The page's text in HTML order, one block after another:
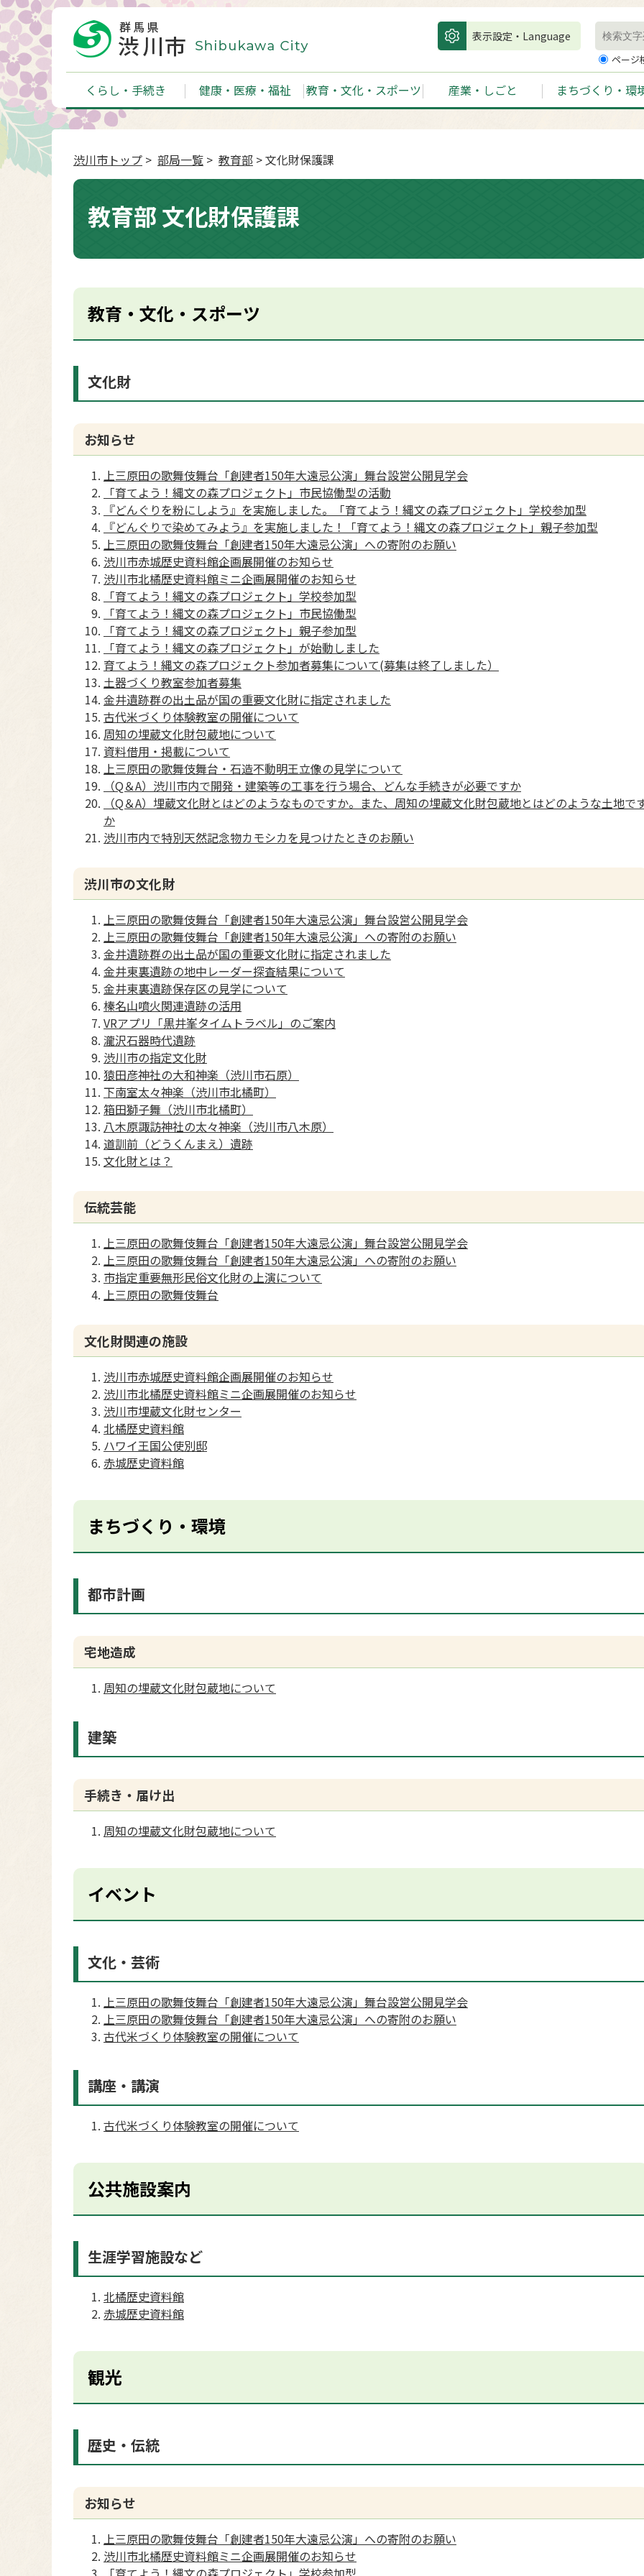
表示設定・Language
ページ
くらし・手続き 健康・医療・福祉 教育・文化・スポーツ 産業・しごと まちづくり・環
渋川市トップ > 部局一覧 > 教育部 > 文化財保護課
教育部 文化財保護課
教育・文化・スポーツ
文化財
お知らせ
上三原田の歌舞伎舞台「創建者150年大遠忌公演」舞台設営公開見学会
「育てよう！縄文の森プロジェクト」市民協働型の活動
『どんぐりを粉にしよう』を実施しました。「育てよう！縄文の森プロジェクト」学校参加型
『どんぐりで染めてみよう』を実施しました！「育てよう！縄文の森プロジェクト」親子参加型
上三原田の歌舞伎舞台「創建者150年大遠忌公演」への寄附のお願い
渋川市赤城歴史資料館企画展開催のお知らせ
渋川市北橘歴史資料館ミニ企画展開催のお知らせ
「育てよう！縄文の森プロジェクト」学校参加型
「育てよう！縄文の森プロジェクト」市民協働型
「育てよう！縄文の森プロジェクト」親子参加型
「育てよう！縄文の森プロジェクト」が始動しました
育てよう！縄文の森プロジェクト参加者募集について(募集は終了しました）
土器づくり教室参加者募集
金井遺跡群の出土品が国の重要文化財に指定されました
古代米づくり体験教室の開催について
周知の埋蔵文化財包蔵地について
資料借用・掲載について
上三原田の歌舞伎舞台・石造不動明王立像の見学について
（Q＆A）渋川市内で開発・建築等の工事を行う場合、どんな手続きが必要ですか
（Q＆A）埋蔵文化財とはどのようなものですか。また、周知の埋蔵文化財包蔵地とはどのような土地で
か
渋川市内で特別天然記念物カモシカを見つけたときのお願い
渋川市の文化財
上三原田の歌舞伎舞台「創建者150年大遠忌公演」舞台設営公開見学会
上三原田の歌舞伎舞台「創建者150年大遠忌公演」への寄附のお願い
金井遺跡群の出土品が国の重要文化財に指定されました
金井東裏遺跡の地中レーダー探査結果について
金井東裏遺跡保存区の見学について
榛名山噴火関連遺跡の活用
VRアプリ「黒井峯タイムトラベル」のご案内
瀧沢石器時代遺跡
渋川市の指定文化財
猿田彦神社の大和神楽（渋川市石原）
下南室太々神楽（渋川市北橘町）
箱田獅子舞（渋川市北橘町）
八木原諏訪神社の太々神楽（渋川市八木原）
道訓前（どうくんまえ）遺跡
文化財とは？
伝統芸能
上三原田の歌舞伎舞台「創建者150年大遠忌公演」舞台設営公開見学会
上三原田の歌舞伎舞台「創建者150年大遠忌公演」への寄附のお願い
市指定重要無形民俗文化財の上演について
上三原田の歌舞伎舞台
文化財関連の施設
渋川市赤城歴史資料館企画展開催のお知らせ
渋川市北橘歴史資料館ミニ企画展開催のお知らせ
渋川市埋蔵文化財センター
北橘歴史資料館
ハワイ王国公使別邸
赤城歴史資料館
まちづくり・環境
都市計画
宅地造成
周知の埋蔵文化財包蔵地について
建築
手続き・届け出
周知の埋蔵文化財包蔵地について
イベント
文化・芸術
上三原田の歌舞伎舞台「創建者150年大遠忌公演」舞台設営公開見学会
上三原田の歌舞伎舞台「創建者150年大遠忌公演」への寄附のお願い
古代米づくり体験教室の開催について
講座・講演
古代米づくり体験教室の開催について
公共施設案内
生涯学習施設など
北橘歴史資料館
赤城歴史資料館
観光
歴史・伝統
お知らせ
上三原田の歌舞伎舞台「創建者150年大遠忌公演」への寄附のお願い
渋川市北橘歴史資料館ミニ企画展開催のお知らせ